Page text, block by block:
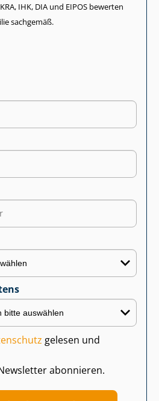
IHK, DIA und EIPOS bewerten
sachgemäß.
gelesen und
abonnieren.